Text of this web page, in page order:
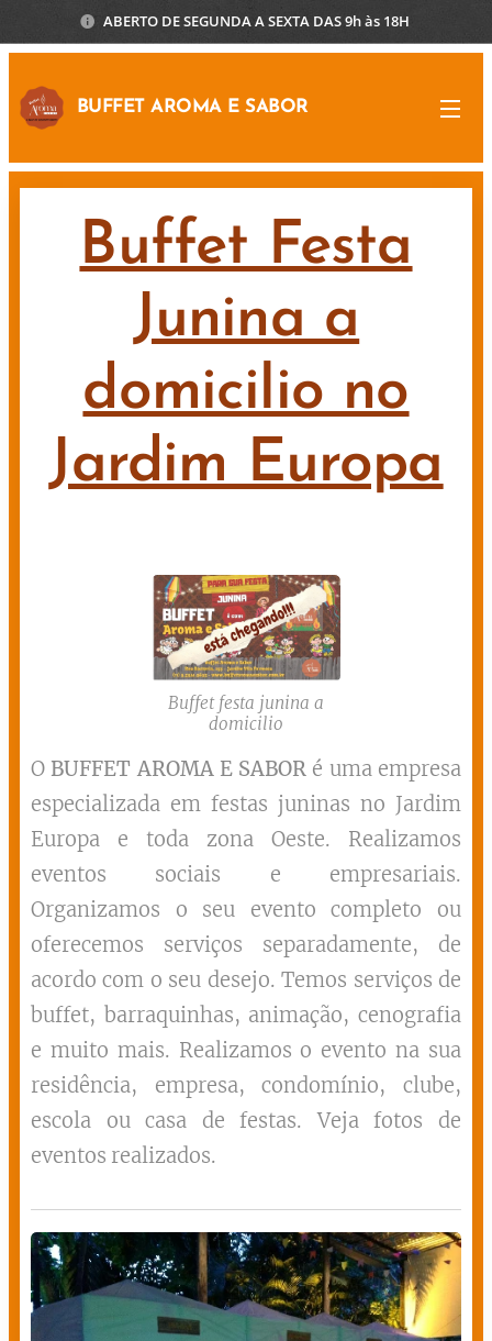
ABERTO DE SEGUNDA A SEXTA DAS 9h às 18H
BUFFET AROMA E SABOR
Buffet Festa
Junina a
domicilio no
Jardim Europa
Buffet festa junina a
domicilio
O BUFFET AROMA E SABOR é uma empresa
especializada em festas juninas no Jardim
Europa e toda zona Oeste. Realizamos
eventos sociais e empresariais.
Organizamos o seu evento completo ou
oferecemos serviços separadamente, de
acordo com o seu desejo. Temos serviços de
buffet, barraquinhas, animação, cenografia
e muito mais. Realizamos o evento na sua
residência, empresa, condomínio, clube,
escola ou casa de festas. Veja fotos de
eventos realizados.